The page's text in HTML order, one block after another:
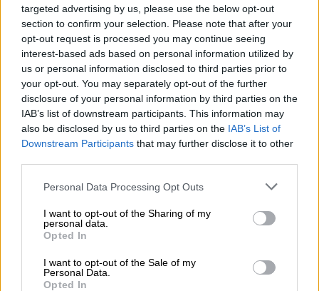
targeted advertising by us, please use the below opt-out
section to confirm your selection. Please note that after your
opt-out request is processed you may continue seeing
interest-based ads based on personal information utilized by
us or personal information disclosed to third parties prior to
your opt-out. You may separately opt-out of the further
disclosure of your personal information by third parties on the
IAB’s list of downstream participants. This information may
also be disclosed by us to third parties on the IAB’s List of
Downstream Participants that may further disclose it to other
Please note that this website/app uses one or more Google
not limited to your visit or usage behaviour. You may click to
grant or deny consent to Google and its third-party tags to
use your data for below specified purposes in below Google
consent section.
Personal Data Processing Opt Outs
I want to opt-out of the Sharing of my
personal data.
Opted In
I want to opt-out of the Sale of my
Personal Data.
Opted In
Ομάδες του οργανωμένου εγκλήματοςπήραν
τον έλεγχο μεγάλου τμήματος της
οικονομίαςκατά τη διάρκεια της αιματηρής
διάλυσης τηςΓιουγκοσλαβίαςστα χρόνια
του 90, όταν οι σκληρές δυτικές κυρώσεις
είχαν αναγκάσει τους απλούς πολίτες να
στραφούν στημαύρη αγορά για τα βασικά
είδη.